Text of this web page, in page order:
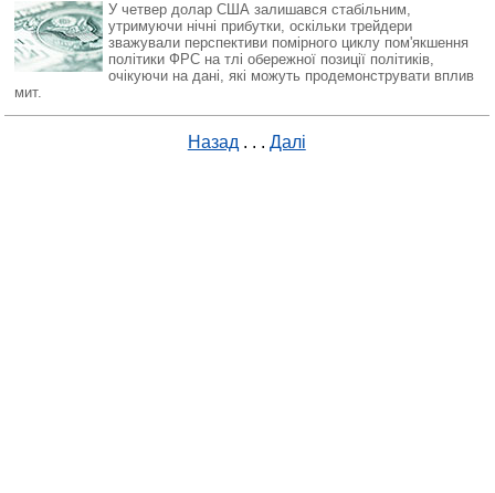
У четвер долар США залишався стабільним,
утримуючи нічні прибутки, оскільки трейдери
зважували перспективи помірного циклу пом'якшення
політики ФРС на тлі обережної позиції політиків,
очікуючи на дані, які можуть продемонструвати вплив
мит.
Назад . . . Далі